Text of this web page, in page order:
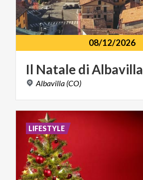
08/12/2026
Il NatalediAlbavilla
Albavilla (CO)
LIFESTYLE